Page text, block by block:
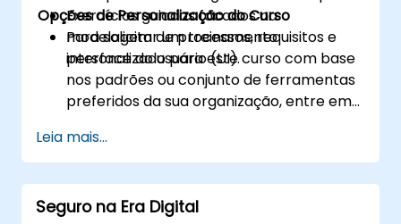
Exercícios guiados focados na
modelagem de processos, requisitos e
interface do usuário (UI).
Opções de Personalização do Curso
Para solicitar um treinamento
personalizado para este curso com base
nos padrões ou conjunto de ferramentas
preferidos da sua organização, entre em
Leia mais...
Seguro na Era Digital